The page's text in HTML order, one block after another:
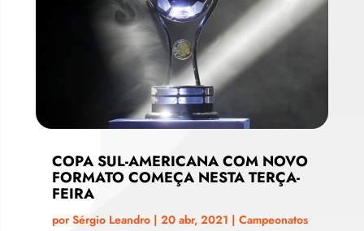
COPA SUL-AMERICANA COM NOVO
FORMATO COMEÇA NESTA TERÇA-
FEIRA
porSérgio Leandro| 20 abr, 2021 | Campeonatos